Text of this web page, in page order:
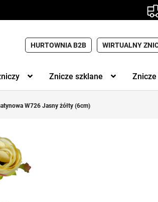
HURTOWNIA B2B WIRTUALNY
Znicze szklane
W726 Jasny żółty (6cm)